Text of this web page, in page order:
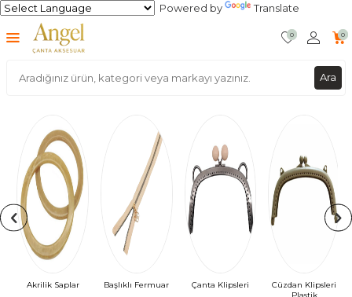
Powered by Translate
Ara
0 0
Başlıklı Fermuar Çanta Klipsleri
Cüzdan Klipsleri
Himalaya